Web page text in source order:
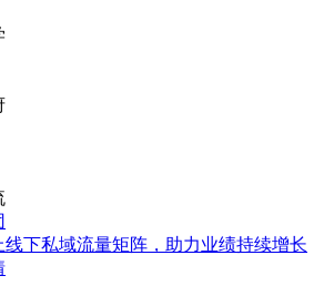
线下私域流量矩阵，助力业绩持续增长